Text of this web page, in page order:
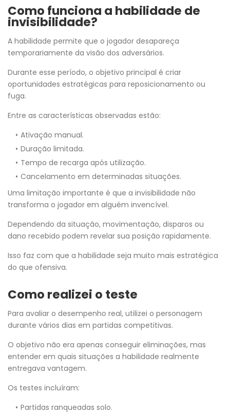
Como funciona a habilidade de
invisibilidade?
A habilidade permite que o jogador desapareça
temporariamente da visão dos adversários.
Durante esse período, o objetivo principal é criar
oportunidades estratégicas para reposicionamento ou
fuga.
Entre as características observadas estão:
Ativação manual.
Duração limitada.
Tempo de recarga após utilização.
Cancelamento em determinadas situações.
Uma limitação importante é que a invisibilidade não
transforma o jogador em alguém invencível.
Dependendo da situação, movimentação, disparos ou
dano recebido podem revelar sua posição rapidamente.
Isso faz com que a habilidade seja muito mais estratégica
do que ofensiva.
Como realizei o teste
Para avaliar o desempenho real, utilizei o personagem
durante vários dias em partidas competitivas.
O objetivo não era apenas conseguir eliminações, mas
entender em quais situações a habilidade realmente
entregava vantagem.
Os testes incluíram:
Partidas ranqueadas solo.